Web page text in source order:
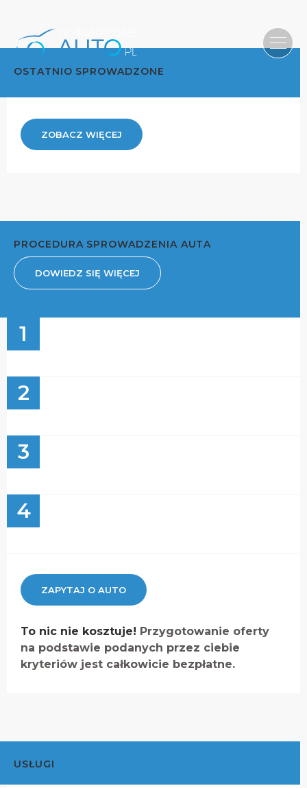
OSTATNIO SPROWADZONE
ZOBACZ WIĘCEJ
PROCEDURA SPROWADZENIA AUTA
DOWIEDZ SIĘ WIĘCEJ
1
2
3
4
ZAPYTAJ O AUTO
To nic nie kosztuje! Przygotowanie oferty
na podstawie podanych przez ciebie
kryteriów jest całkowicie bezpłatne.
USŁUGI